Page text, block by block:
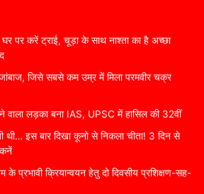
घर पर करें ट्राई, चूड़ा के साथ नाश्ता का है अच्छा
जिसे सबसे कम उम्र में मिला परमवीर चक्र
वाला लड़का बना IAS, UPSC में हासिल की 32वीं
थी… इस बार दिखा कूनो से निकला चीता! 3 दिन से
के प्रभावी क्रियान्वयन हेतु दो दिवसीय प्रशिक्षण-सह-